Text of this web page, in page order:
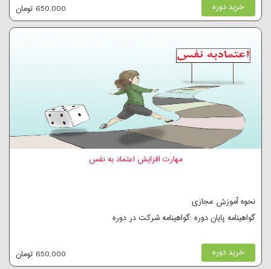
خرید دوره 650,000 تومان
مهارت افزایش اعتماد به نفس
نحوه آموزش :مجازی
گواهینامه پایان دوره :گواهینامه شرکت در دوره
خرید دوره 650,000 تومان